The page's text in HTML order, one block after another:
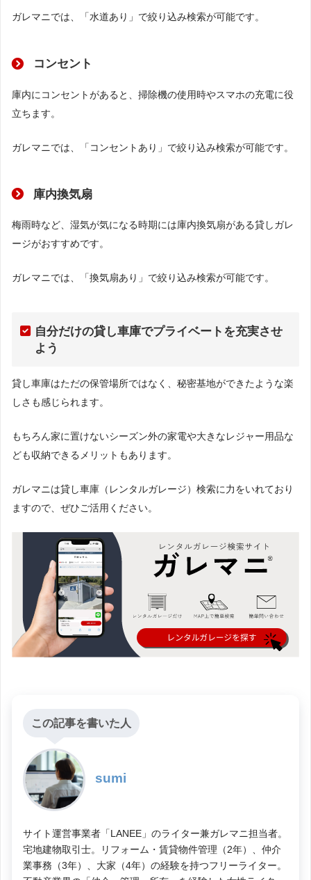
ガレマニでは、「水道あり」で絞り込み検索が可能です。
コンセント
庫内にコンセントがあると、掃除機の使用時やスマホの充電に役
立ちます。
ガレマニでは、「コンセントあり」で絞り込み検索が可能です。
庫内換気扇
梅雨時など、湿気が気になる時期には庫内換気扇がある貸しガレ
ージがおすすめです。
ガレマニでは、「換気扇あり」で絞り込み検索が可能です。
自分だけの貸し車庫でプライベートを充実させ
よう
貸し車庫はただの保管場所ではなく、秘密基地ができたような楽
しさも感じられます。
もちろん家に置けないシーズン外の家電や大きなレジャー用品な
ども収納できるメリットもあります。
ガレマニは貸し車庫（レンタルガレージ）検索に力をいれており
ますので、ぜひご活用ください。
この記事を書いた人
sumi
サイト運営事業者「LANEE」のライター兼ガレマニ担当者。
宅地建物取引士。リフォーム・賃貸物件管理（2年）、仲介
業事務（3年）、大家（4年）の経験を持つフリーライター。